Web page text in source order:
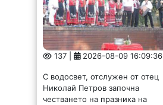
137 | 2026-08-09 16:09:36
С водосвет, отслужен от отец
Николай Петров започна
честването на празника на